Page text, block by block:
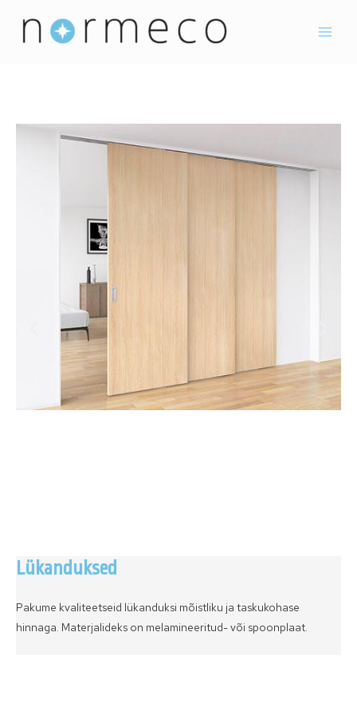
Lükanduksed
Pakume kvaliteetseid lükanduksi mõistliku ja taskukohase
hinnaga. Materjalideks on melamineeritud- või spoonplaat.